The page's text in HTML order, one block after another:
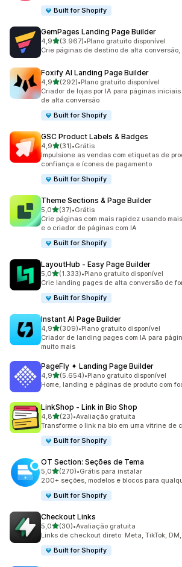
Built for Shopify
GemPages Landing Page Builder
4,9de 5 estrelas
(3.967)
3967 avaliações ao todo
•Plano gratuito disponível
Crie páginas de destino de alta conversão,
Foxify AI Landing Page Builder
4,9de 5 estrelas
(292)
292 avaliações ao todo
•Plano gratuito disponível
Criador de lojas por IA para páginas
de alta conversão
Built for Shopify
GSC Product Labels & Badges
4,9de 5 estrelas
(31)
31 avaliações ao todo
•Grátis
Impulsione as vendas com etiquetas de
confiança e ícones de pagamento
Built for Shopify
Theme Sections & Page Builder
5,0de 5 estrelas
(37)
37 avaliações ao todo
•Grátis
Crie páginas com mais rapidez usando
e o criador de páginas com IA
Built for Shopify
LayoutHub ‑ Easy Page Builder
5,0de 5 estrelas
(1.333)
1333 avaliações ao todo
•Plano gratuito disponível
Crie landing pages de alta conversão de
Built for Shopify
Instant AI Page Builder
4,9de 5 estrelas
(309)
309 avaliações ao todo
•Plano gratuito disponível
Criador de landing pages com IA para
muito mais
PageFly ✦ Landing Page Builder
4,9de 5 estrelas
(5.654)
5654 avaliações ao todo
•Plano gratuito disponível
Home, landing e páginas de produto com
LinkShop ‑ Link in Bio Shop
4,8de 5 estrelas
(23)
23 avaliações ao todo
•Avaliação gratuita
Transforme o link na bio em uma vitrine de
Built for Shopify
OT Section: Seções de Tema
5,0de 5 estrelas
(270)
270 avaliações ao todo
•Grátis para instalar
200+ seções, modelos e blocos para
Built for Shopify
Checkout Links
5,0de 5 estrelas
(30)
30 avaliações ao todo
•Avaliação gratuita
Links de checkout direto: Meta, TikTok,
Built for Shopify